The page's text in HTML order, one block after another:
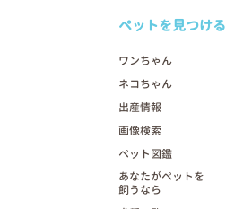
ペットを見つける
ワンちゃん
ネコちゃん
出産情報
画像検索
ペット図鑑
あなたがペットを
飼うなら